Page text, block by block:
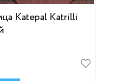
Katepal Katrilli